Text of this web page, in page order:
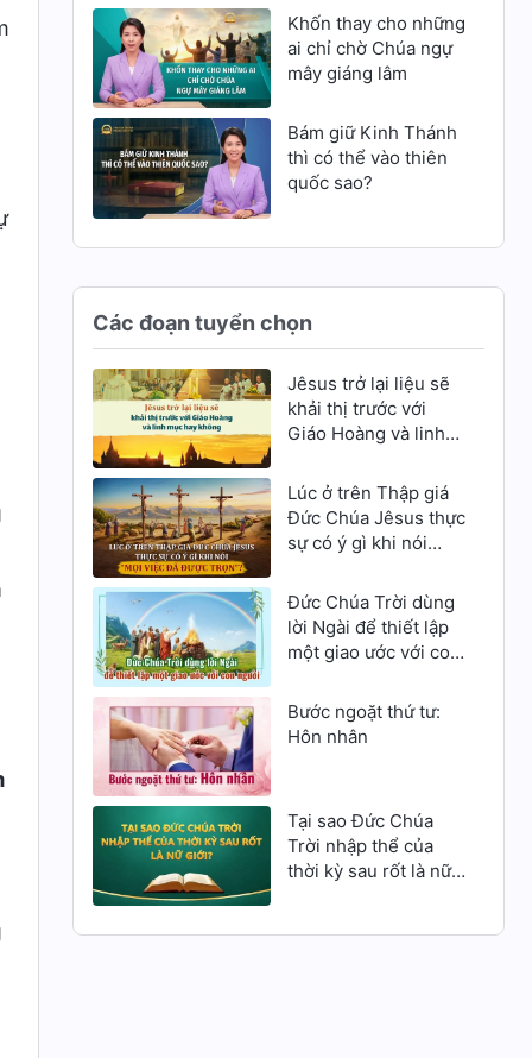
Khốn thay cho những
ai chỉ chờ Chúa ngự
mây giáng lâm
Bám giữ Kinh Thánh
thì có thể vào thiên
quốc sao?
Các đoạn tuyển chọn
Jêsus trở lại liệu sẽ
khải thị trước với
Giáo Hoàng và linh
Lúc ở trên Thập giá
Đức Chúa Jêsus thực
sự có ý gì khi nói
trọn”?
Đức Chúa Trời dùng
lời Ngài để thiết lập
một giao ước với con
Bước ngoặt thứ tư:
Hôn nhân
Tại sao Đức Chúa
Trời nhập thể của
thời kỳ sau rốt là nữ